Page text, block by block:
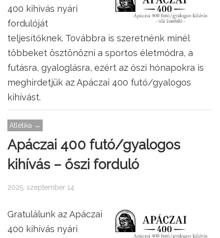
400 kihívás nyári
fordulóját
teljesítőknek. Továbbra is szeretnénk minél
többeket ösztönözni a sportos életmódra, a
futásra, gyaloglásra, ezért az őszi hónapokra is
meghirdetjük az Apáczai 400 futó/gyalogos
kihívást.
Atlétika →
Apáczai 400 futó/gyalogos
kihívás – őszi forduló
2025. szeptember 14.
Gratulálunk az Apáczai
400 kihívás nyári